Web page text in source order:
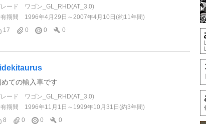
ード
ワゴン_GL_RHD(AT_3.0)
期間
1996年4月29日～2007年4月10日(約11年間)
17
0 0 0
めての輸入車です
ード
ワゴン_GL_RHD(AT_3.0)
期間
1996年11月1日～1999年10月31日(約3年間)
8
0 0 0